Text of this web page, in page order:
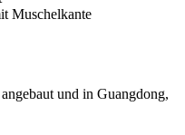
Muschelkante
und in Guangdong,